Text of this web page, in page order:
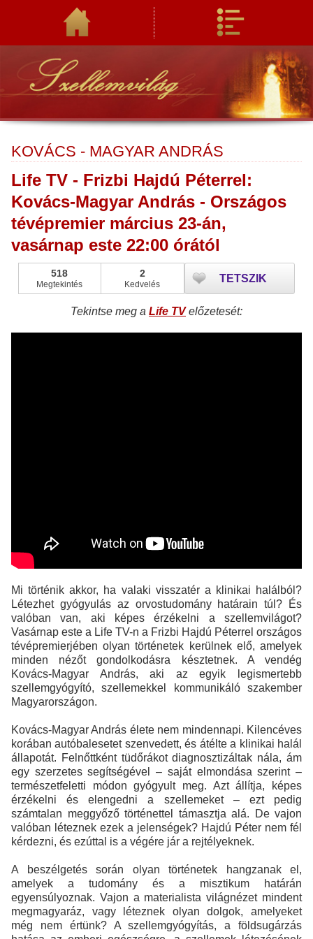
KOVÁCS - MAGYAR ANDRÁS
Life TV - Frizbi Hajdú Péterrel:
Kovács-Magyar András - Országos
tévépremier március 23-án,
vasárnap este 22:00 órától
518
Megtekintés
2
Kedvelés TETSZIK
Tekintse meg a Life TVelőzetesét:
Mi történik akkor, ha valaki visszatér a klinikai halálból?
Létezhet gyógyulás az orvostudomány határain túl? És
valóban van, aki képes érzékelni a szellemvilágot?
Vasárnap este a Life TV-n a Frizbi Hajdú Péterrel országos
tévépremierjében olyan történetek kerülnek elő, amelyek
minden nézőt gondolkodásra késztetnek. A vendég
Kovács-Magyar András, aki az egyik legismertebb
szellemgyógyító, szellemekkel kommunikáló szakember
Magyarországon.
Kovács-Magyar András élete nem mindennapi. Kilencéves
korában autóbalesetet szenvedett, és átélte a klinikai halál
állapotát. Felnőttként tüdőrákot diagnosztizáltak nála, ám
egy szerzetes segítségével – saját elmondása szerint –
természetfeletti módon gyógyult meg. Azt állítja, képes
érzékelni és elengedni a szellemeket – ezt pedig
számtalan meggyőző történettel támasztja alá. De vajon
valóban léteznek ezek a jelenségek? Hajdú Péter nem fél
kérdezni, és ezúttal is a végére jár a rejtélyeknek.
A beszélgetés során olyan történetek hangzanak el,
amelyek a tudomány és a misztikum határán
egyensúlyoznak. Vajon a materialista világnézet mindent
megmagyaráz, vagy léteznek olyan dolgok, amelyeket
még nem értünk? A szellemgyógyítás, a földsugárzás